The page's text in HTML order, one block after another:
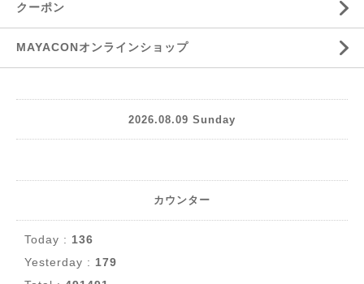
クーポン
MAYACONオンラインショップ
2026.08.09 Sunday
カウンター
Today : 136
Yesterday : 179